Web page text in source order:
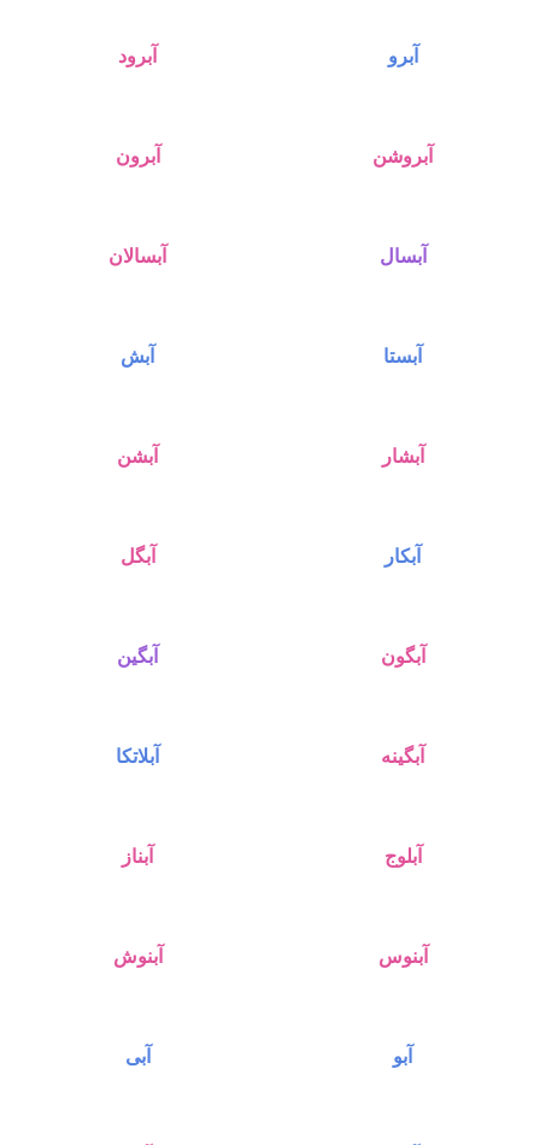
آبرو آبرود
آبروشن آبرون
آبسال آبسالان
آبستا آبش
آبشار آبشن
آبکار آبگل
آبگون آبگین
آبگینه آبلاتکا
آبلوج آبناز
آبنوس آبنوش
آبو آبی